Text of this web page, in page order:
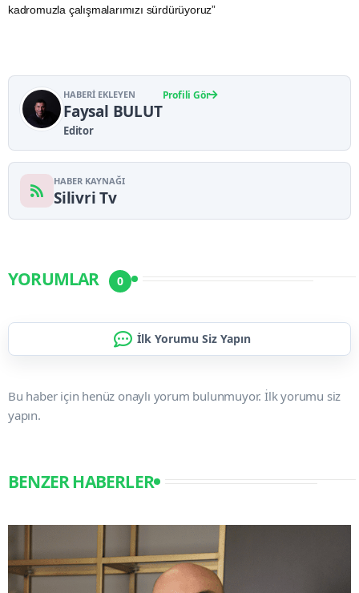
kadromuzla çalışmalarımızı sürdürüyoruz”
HABERI EKLEYEN
Faysal BULUT
Editor
Profili Gör
HABER KAYNAĞI
Silivri Tv
YORUMLAR 0
İlk Yorumu Siz Yapın
Bu haber için henüz onaylı yorum bulunmuyor. İlk yorumu siz
yapın.
BENZER HABERLER